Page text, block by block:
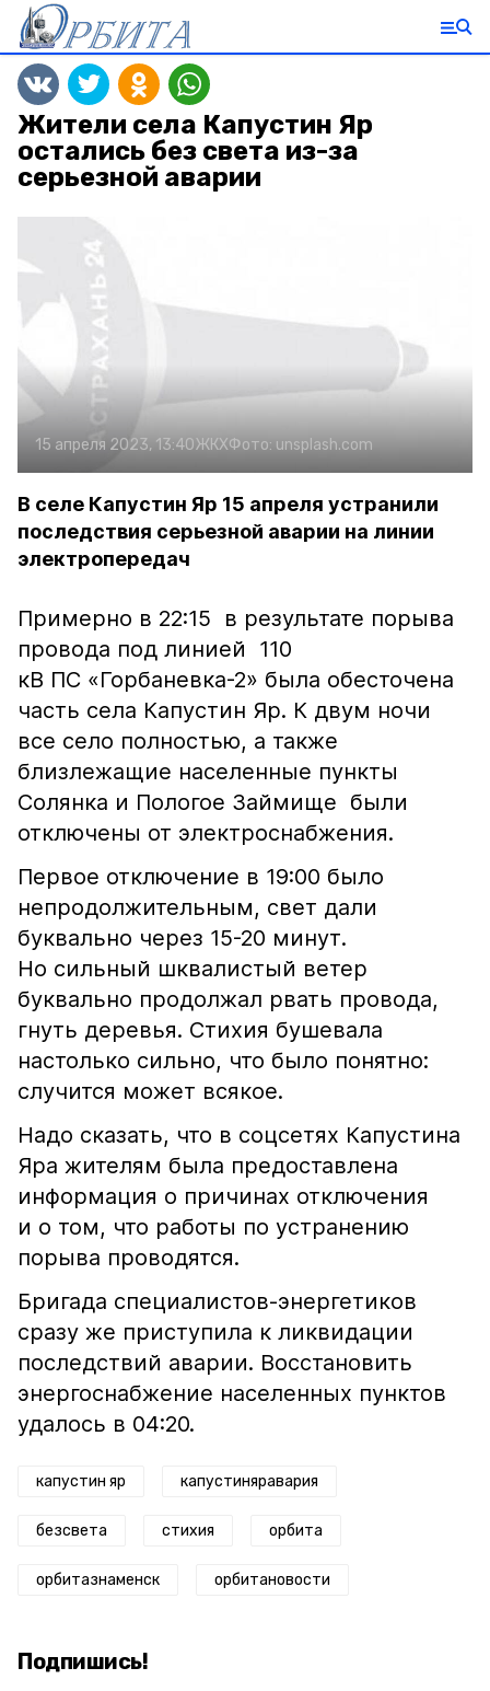
Жители села Капустин Яр
остались без света из-за
серьезной аварии
15 апреля 2023, 13:40ЖКХФото: unsplash.com
В селе Капустин Яр 15 апреля устранили
последствия серьезной аварии на линии
электропередач
Примерно в 22:15 в результате порыва
провода под линией 110
кВ ПС «Горбаневка-2» была обесточена
часть села Капустин Яр. К двум ночи
все село полностью, а также
близлежащие населенные пункты
Солянка и Пологое Займище были
отключены от электроснабжения.
Первое отключение в 19:00 было
непродолжительным, свет дали
буквально через 15-20 минут.
Но сильный шквалистый ветер
буквально продолжал рвать провода,
гнуть деревья. Стихия бушевала
настолько сильно, что было понятно:
случится может всякое.
Надо сказать, что в соцсетях Капустина
Яра жителям была предоставлена
информация о причинах отключения
и о том, что работы по устранению
порыва проводятся.
Бригада специалистов-энергетиков
сразу же приступила к ликвидации
последствий аварии. Восстановить
энергоснабжение населенных пунктов
удалось в 04:20.
капустин яр капустиняравария
безсвета стихия орбита
орбитазнаменск орбитановости
Подпишись!